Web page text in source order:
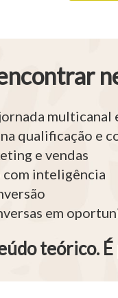
multicanal
qualificação e
e vendas
com inteligência
em
teórico.